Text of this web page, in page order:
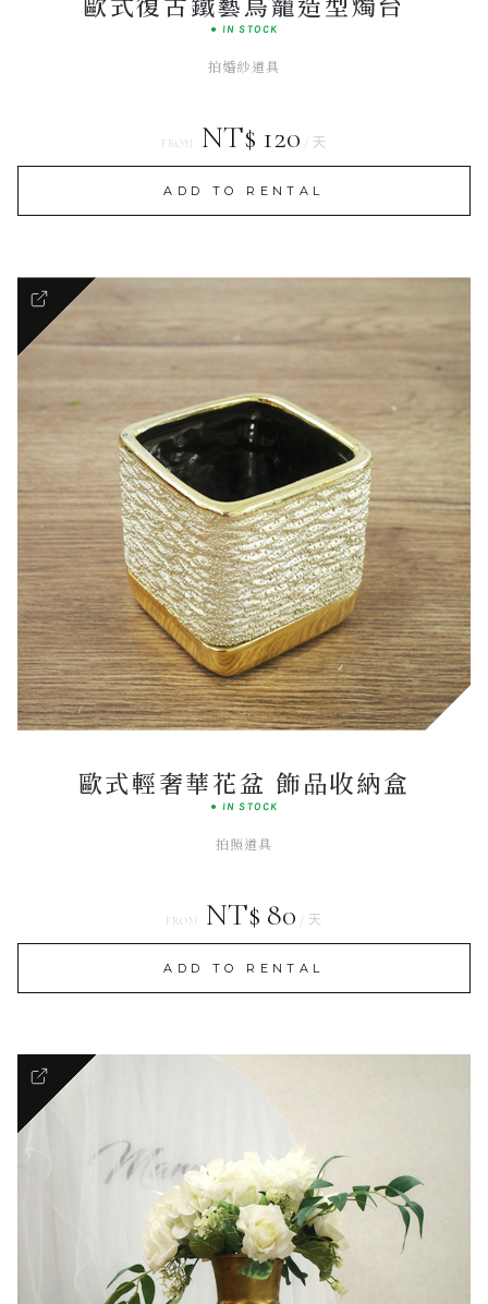
● IN STOCK
拍婚紗道具
FROM NT$ 120 / 天
ADD TO RENTAL
Premium
BOUTIQUE SELECTION
歐式輕奢華花盆 飾品收納盒
● IN STOCK
拍照道具
FROM NT$ 80 / 天
ADD TO RENTAL